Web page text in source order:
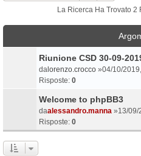
La Ricerca Ha Trovato 2
Riunione CSD 30-09-
da lorenzo.crocco »04/10/
Risposte: 0
Welcome to phpBB3
daalessandro.manna »13/09/
Risposte: 0